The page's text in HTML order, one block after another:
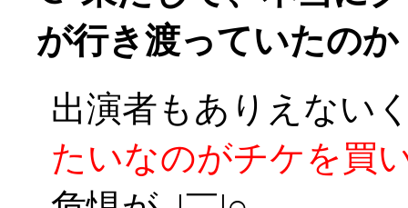
が行き渡っていたのか
出演者もありえない
たいなのがチケを買